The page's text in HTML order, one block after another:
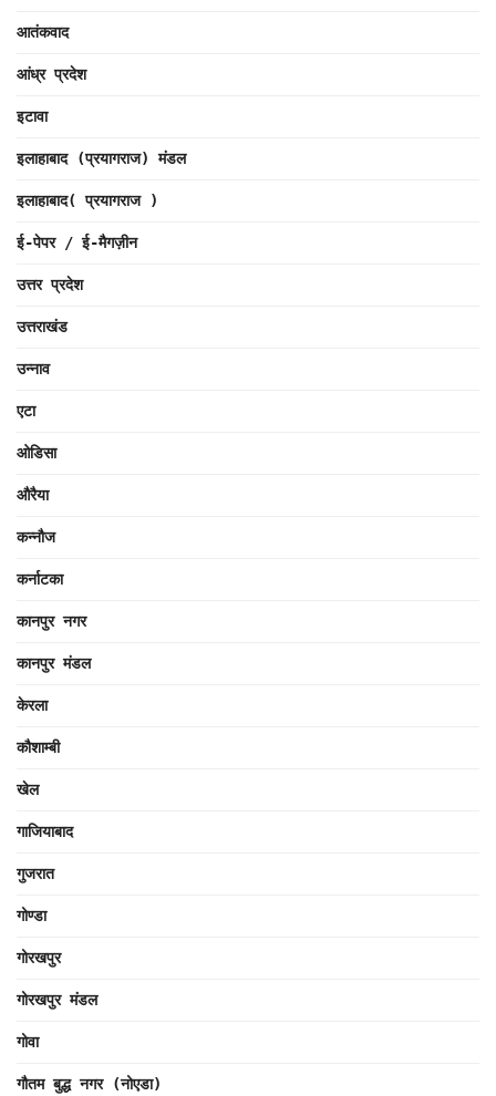
आतंकवाद
आंध्र प्रदेश
इटावा
इलाहाबाद (प्रयागराज) मंडल
इलाहाबाद( प्रयागराज )
ई-पेपर / ई-मैगज़ीन
उत्तर प्रदेश
उत्तराखंड
उन्नाव
एटा
ओडिसा
औरैया
कन्नौज
कर्नाटका
कानपुर नगर
कानपुर मंडल
केरला
कौशाम्बी
खेल
गाजियाबाद
गुजरात
गोण्डा
गोरखपुर
गोरखपुर मंडल
गोवा
गौतम बुद्ध नगर (नोएडा)